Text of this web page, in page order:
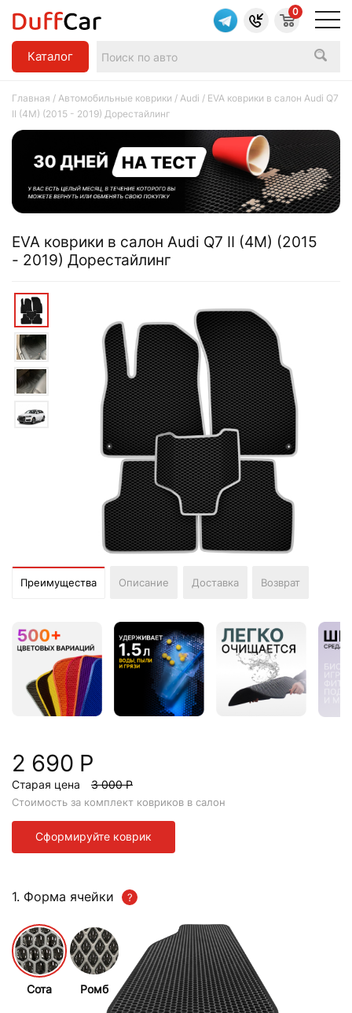
Каталог
0
Главная / Автомобильные коврики / Audi / EVA коврики в салон Audi Q7
II (4M) (2015 - 2019) Дорестайлинг
EVA коврики в салон Audi Q7 II (4M) (2015
- 2019) Дорестайлинг
Преимущества Описание Доставка Возврат
2 690 Р
Старая цена 3 000 Р
Стоимость за комплект ковриков в салон
Сформируйте коврик
1. Форма ячейки
Сота Ромб